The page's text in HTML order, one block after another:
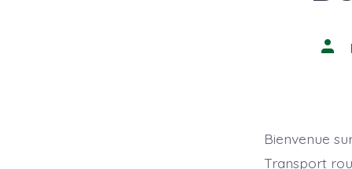
de
Bienvenue
Transport